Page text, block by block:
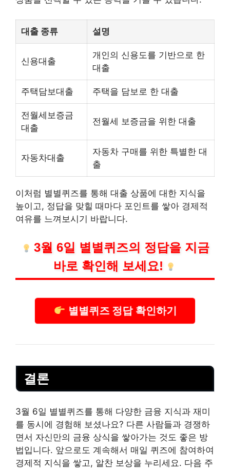
대출 종류 설명
신용대출
개인의 신용도를 기반으로 한
대출
주택담보대출 주택을 담보로 한 대출
전월세보증금
대출
전월세 보증금을 위한 대출
자동차대출
자동차 구매를 위한 특별한 대
출
이처럼 별별퀴즈를 통해 대출 상품에 대한 지식을
높이고, 정답을 맞힐 때마다 포인트를 쌓아 경제적
여유를 느껴보시기 바랍니다.
3월 6일 별별퀴즈의 정답을 지금
바로 확인해 보세요!
별별퀴즈 정답 확인하기
결론
3월 6일 별별퀴즈를 통해 다양한 금융 지식과 재미
를 동시에 경험해 보셨나요? 다른 사람들과 경쟁하
면서 자신만의 금융 상식을 쌓아가는 것도 좋은 방
법입니다. 앞으로도 계속해서 매일 퀴즈에 참여하여
경제적 지식을 쌓고, 알찬 보상을 누리세요. 다음 주